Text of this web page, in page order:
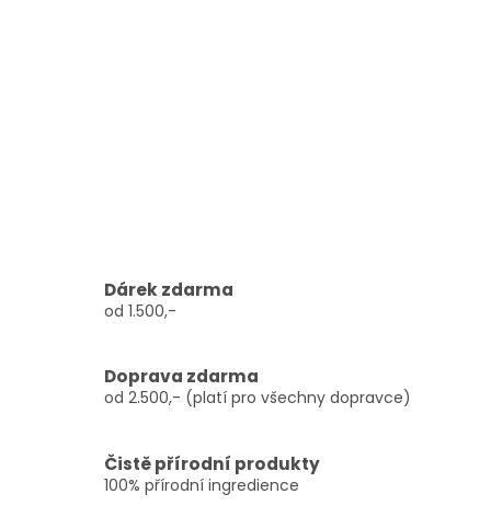
Dárek zdarma
od 1.500,-
Doprava zdarma
od 2.500,- (platí pro všechny dopravce)
Čistě přírodní produkty
100% přírodní ingredience